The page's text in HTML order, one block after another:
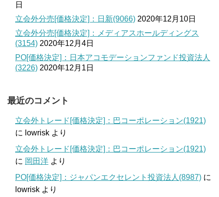
日
立会外分売[価格決定]：日新(9066) 2020年12月10日
立会外分売[価格決定]：メディアスホールディングス
(3154) 2020年12月4日
PO[価格決定]：日本アコモデーションファンド投資法人
(3226) 2020年12月1日
最近のコメント
立会外トレード[価格決定]：巴コーポレーション(1921)
に lowrisk より
立会外トレード[価格決定]：巴コーポレーション(1921)
に 岡田洋 より
PO[価格決定]：ジャパンエクセレント投資法人(8987) に
lowrisk より